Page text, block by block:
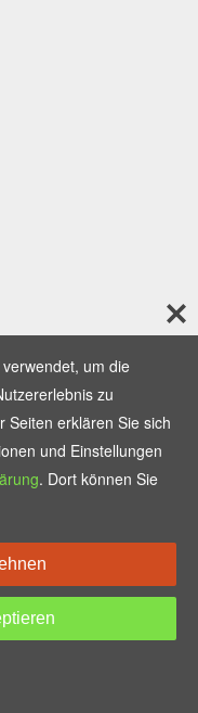
um die
zu
Seiten erklären Sie sich
und Einstellungen
. Dort können Sie